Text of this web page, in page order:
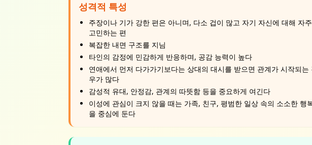
성격적 특성
주장이나 기가 강한 편은 아니며, 다소 겁이 많고 자기 자신에 대해 자주
고민하는 편
복잡한 내면 구조를 지님
타인의 감정에 민감하게 반응하며, 공감 능력이 높다
연애에서 먼저 다가가기보다는 상대의 대시를 받으면 관계가 시작되는
우가 많다
감성적 유대, 안정감, 관계의 따뜻함 등을 중요하게 여긴다
이성에 관심이 크지 않을 때는 가족, 친구, 평범한 일상 속의 소소한 행
을 중심에 둔다